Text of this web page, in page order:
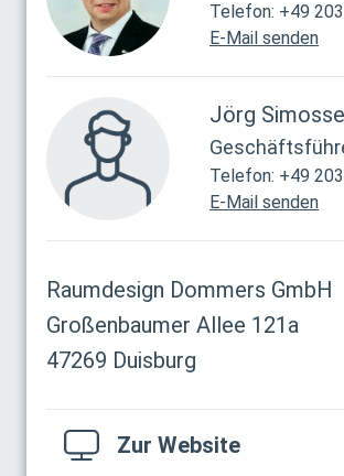
Telefon: +49
E-Mail senden
Jörg
Telefon: +49
E-Mail senden
Raumdesign Dommers GmbH
Großenbaumer Allee 121a
47269 Duisburg
Zur Website